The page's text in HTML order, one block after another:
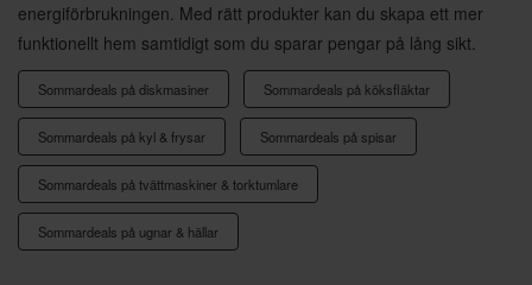
energiförbrukningen. Med rätt produkter kan du skapa ett mer
funktionellt hem samtidigt som du sparar pengar på lång sikt.
Sommardeals på diskmasiner Sommardeals på köksfläktar
Sommardeals på kyl & frysar Sommardeals på spisar
Sommardeals på tvättmaskiner & torktumlare
Sommardeals på ugnar & hällar